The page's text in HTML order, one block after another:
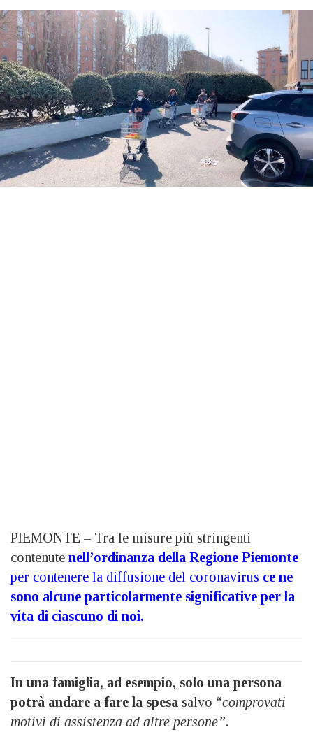
PIEMONTE – Tra le misure più stringenti
contenute nell’ordinanza della Regione Piemonte
per contenere la diffusione del coronavirus ce ne
sono alcune particolarmente significative per la
vita di ciascuno di noi.
In una famiglia, ad esempio, solo una persona
potrà andare a fare la spesa salvo “comprovati
motivi di assistenza ad altre persone”.